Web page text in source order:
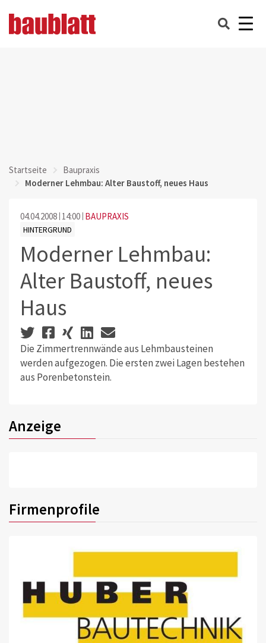
Startseite
Baupraxis
Moderner Lehmbau: Alter Baustoff, neues Haus
04.04.2008 14:00 BAUPRAXIS
HINTERGRUND
Moderner Lehmbau:
Alter Baustoff, neues
Haus
Die Zimmertrennwände aus Lehmbausteinen
werden aufgezogen. Die ersten zwei Lagen bestehen
aus Porenbetonstein.
Anzeige
Firmenprofile